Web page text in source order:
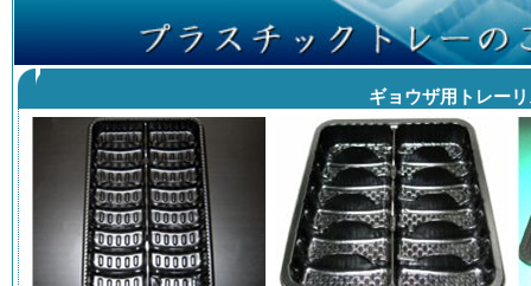
ギョウザ用トレー